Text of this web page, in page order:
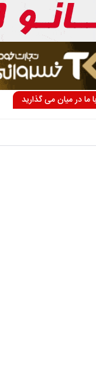
ما در میان می گذارید